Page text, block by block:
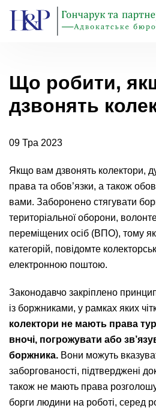
Головна Блог›Що робити, якщо
Що робити,
дзвонять
09 Тра 2023
Якщо вам дзвонять колектори,
права та обов’язки, а також
вами. Заборонено стягувати
територіальної оборони,
переміщених осіб (ВПО), тому
категорій, повідомте
електронною поштою.
Законодавчо закріплено
із боржниками, у рамках яких
колектори не мають права
вночі, погрожувати або
боржника. Вони можуть
заборгованості, підтверджені
також не мають права
борги людини на роботі, серед